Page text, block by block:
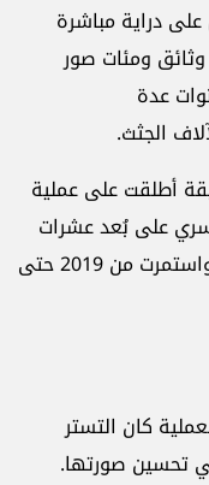
على دراية مباشرة
ومئات صور
عدة
الجثث.
أطلقت على عملية
على بُعد عشرات
الكيلومترات اسم "عملية نقل الأتربة"، واستمرت من 2019 حتى
كان التستر
تحسين صورتها.